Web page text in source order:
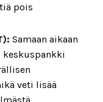
pois
Samaan aikaan
keskuspankki
veti lisää